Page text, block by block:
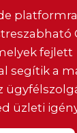
fejlett
segítik a
üzleti